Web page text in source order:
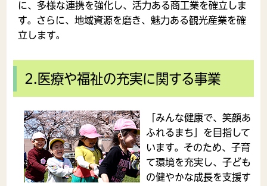
に、多様な連携を強化し、活力ある商工業を確立しま
す。さらに、地域資源を磨き、魅力ある観光産業を確
立します。
2.医療や福祉の充実に関する事業
「みんな健康で、笑顔あ
ふれるまち」を目指して
います。そのため、子育
て環境を充実し、子ども
の健やかな成長を支援す